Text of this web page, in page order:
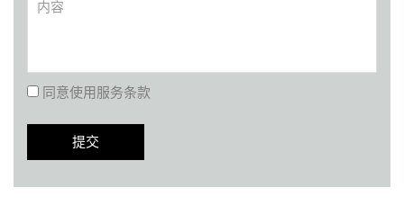
同意使用服务条款